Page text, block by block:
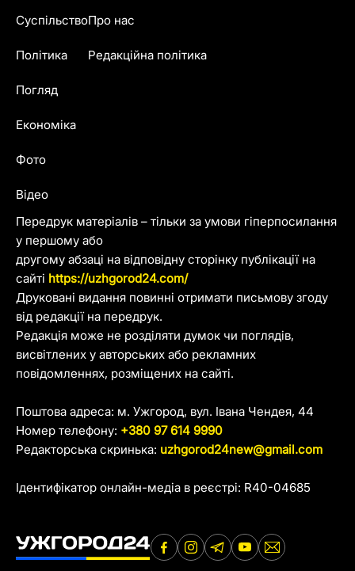
Передрук матеріалів – тільки за умови гіперпосилання
у першому або
другому абзаці на відповідну сторінку публікації на
сайті https://uzhgorod24.com/
Друковані видання повинні отримати письмову згоду
від редакції на передрук.
Редакція може не розділяти думок чи поглядів,
висвітлених у авторських або рекламних
повідомленнях, розміщених на сайті.
Поштова адреса: м. Ужгород, вул. Івана Чендея, 44
Номер телефону: +380 97 614 9990
Редакторська скринька: uzhgorod24new@gmail.com
Ідентифікатор онлайн-медіа в реєстрі: R40-04685
Суспільство
Політика
Погляд
Економіка
Фото
Відео
Про нас
Редакційна політика